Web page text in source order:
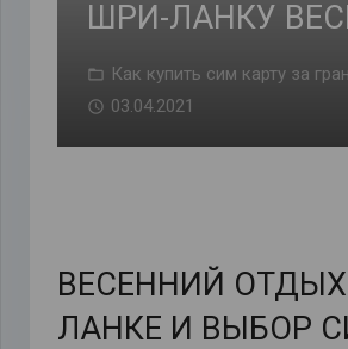
ШРИ-ЛАНКУ
Как купить сим карту за
03.04.2021
ВЕСЕННИЙ
ЛАНКЕ И ВЫБОР